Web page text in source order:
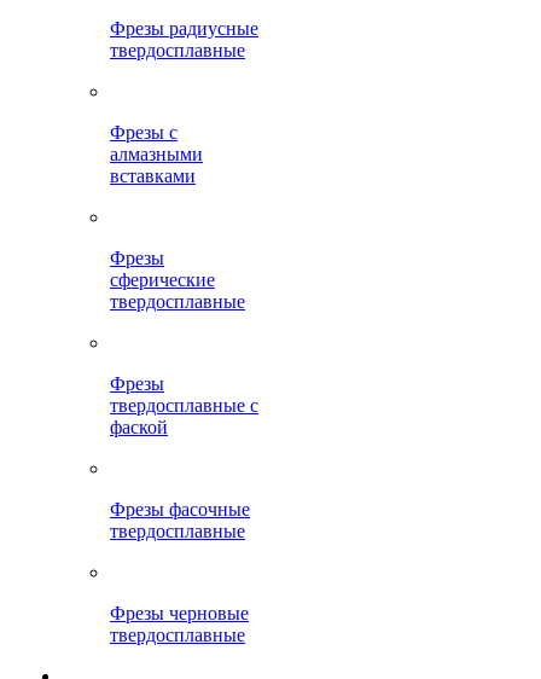
Фрезы радиусные
твердосплавные
Фрезы с
алмазными
вставками
Фрезы
сферические
твердосплавные
Фрезы
твердосплавные с
фаской
Фрезы фасочные
твердосплавные
Фрезы черновые
твердосплавные